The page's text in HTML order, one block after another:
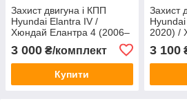
Захист двигуна і КПП
Hyundai Elantra IV /
Хюндай Елантра 4 (2006–
сталь 2 мм
3 000 ₴/комплект
Купити
Захист
2020) /
арт.
3 100